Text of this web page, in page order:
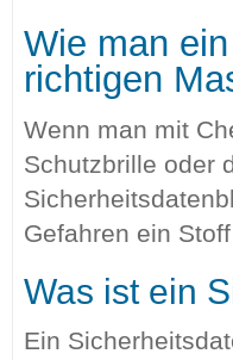
Wie man
richtigen
Wenn man mit
Schutzbrille oder
Gefahren ein
Was ist ein
Ein